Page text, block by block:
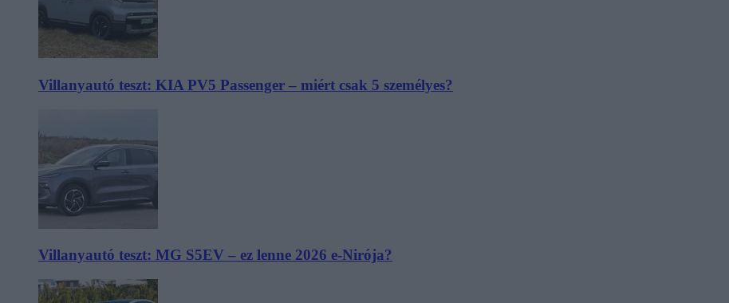
Villanyautó teszt: KIA PV5 Passenger – miért csak 5 személyes?
Villanyautó teszt: MG S5EV – ez lenne 2026 e-Nirója?